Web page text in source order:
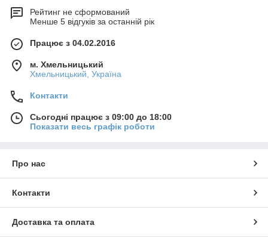
Рейтинг не сформований
Менше 5 відгуків за останній рік
Працює з 04.02.2016
м. Хмельницький
Хмельницький, Україна
Контакти
Сьогодні працює з 09:00 до 18:00
Показати весь графік роботи
Про нас
Контакти
Доставка та оплата